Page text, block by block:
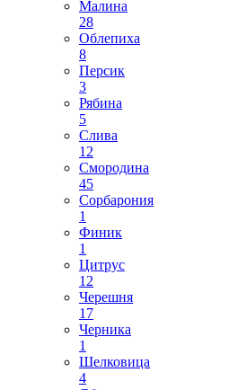
Малина
28
Облепиха
8
Персик
3
Рябина
5
Слива
12
Смородина
45
Сорбарония
1
Финик
1
Цитрус
12
Черешня
17
Черника
1
Шелковица
4